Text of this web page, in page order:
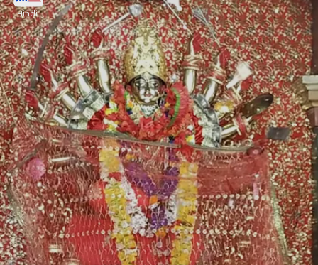
Amman Temple, Kanyakumari)
कन्याकुमारी स्थित कुमारी अम्मन मंदिर के गर्भगृह में किसी भी पुरुष
को प्रवेश नहीं दिया जाता। यहां सिर्फ महिलाएं ही जा सकती हैं।
यहां भगवती के कन्या रूप की पूजा होती है।
Image credits: Getty
Hindi